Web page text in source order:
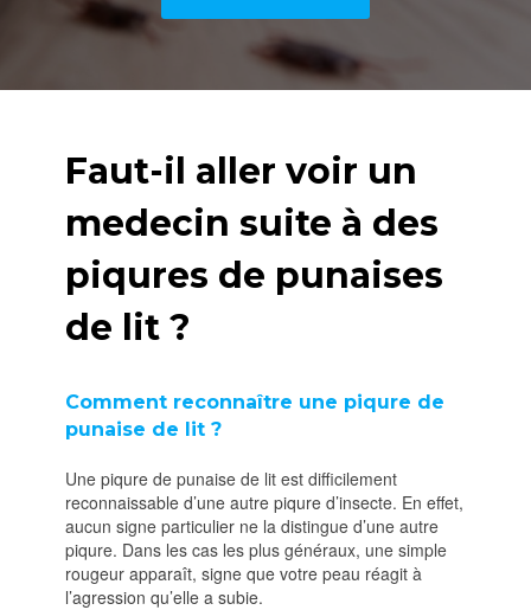
Faut-il aller voir un
medecin suite à des
piqures de punaises
de lit ?
Comment reconnaître une piqure de
punaise de lit ?
Une piqure de punaise de lit est difficilement
reconnaissable d’une autre piqure d’insecte. En effet,
aucun signe particulier ne la distingue d’une autre
piqure. Dans les cas les plus généraux, une simple
rougeur apparaît, signe que votre peau réagit à
l’agression qu’elle a subie.